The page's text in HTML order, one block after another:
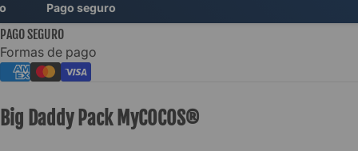
Pago seguro
PAGO SEGURO
Formas de pago
Big Daddy Pack MyCOCOS®